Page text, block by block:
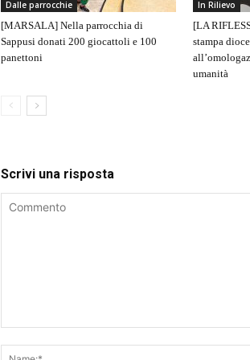
Dalle parrocchie
[MARSALA] Nella parrocchia di
Sappusi donati 200 giocattoli e 100
panettoni
In Rilievo
[LA
stampa
umanità
Scrivi una risposta